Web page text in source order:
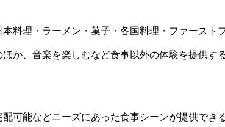
料理・ラーメン・菓子・各国料理・ファースト
か、音楽を楽しむなど食事以外の体験を提供す
可能などニーズにあった食事シーンが提供でき